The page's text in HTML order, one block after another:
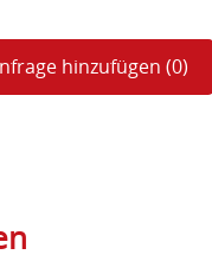
hinzufügen (0)